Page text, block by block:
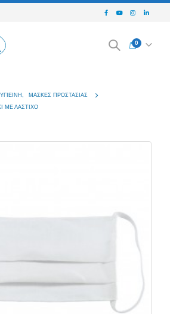
0
ΜΆΣΚΕΣ ΠΡΟΣΤΑΣΊΑΣ
ΜΕ ΛΑΣΤΙΧΟ